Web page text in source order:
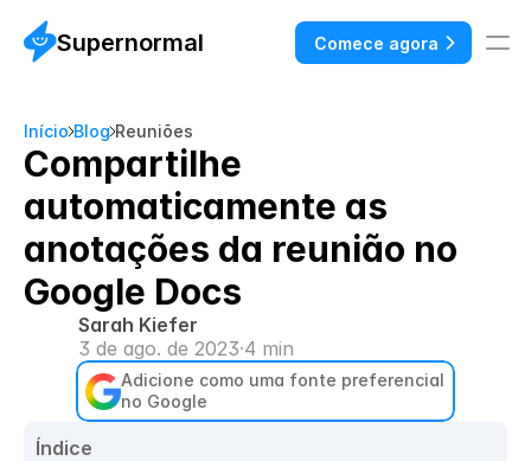
Supernormal Comece agora
Início Blog Reuniões
Compartilhe
automaticamente as
anotações da reunião no
Google Docs
Sarah Kiefer
3 de ago. de 2023·4 min
Adicione como uma fonte preferencial
no Google
Índice